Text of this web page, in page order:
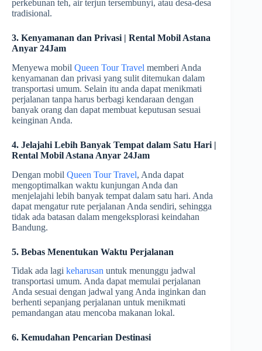
perkebunan teh, air terjun tersembunyi, atau desa-desa
tradisional.
3. Kenyamanan dan Privasi | Rental Mobil Astana
Anyar 24Jam
Menyewa mobil Queen Tour Travel memberi Anda
kenyamanan dan privasi yang sulit ditemukan dalam
transportasi umum. Selain itu anda dapat menikmati
perjalanan tanpa harus berbagi kendaraan dengan
banyak orang dan dapat membuat keputusan sesuai
keinginan Anda.
4. Jelajahi Lebih Banyak Tempat dalam Satu Hari |
Rental Mobil Astana Anyar 24Jam
Dengan mobil Queen Tour Travel, Anda dapat
mengoptimalkan waktu kunjungan Anda dan
menjelajahi lebih banyak tempat dalam satu hari. Anda
dapat mengatur rute perjalanan Anda sendiri, sehingga
tidak ada batasan dalam mengeksplorasi keindahan
Bandung.
5. Bebas Menentukan Waktu Perjalanan
Tidak ada lagi keharusan untuk menunggu jadwal
transportasi umum. Anda dapat memulai perjalanan
Anda sesuai dengan jadwal yang Anda inginkan dan
berhenti sepanjang perjalanan untuk menikmati
pemandangan atau mencoba makanan lokal.
6. Kemudahan Pencarian Destinasi